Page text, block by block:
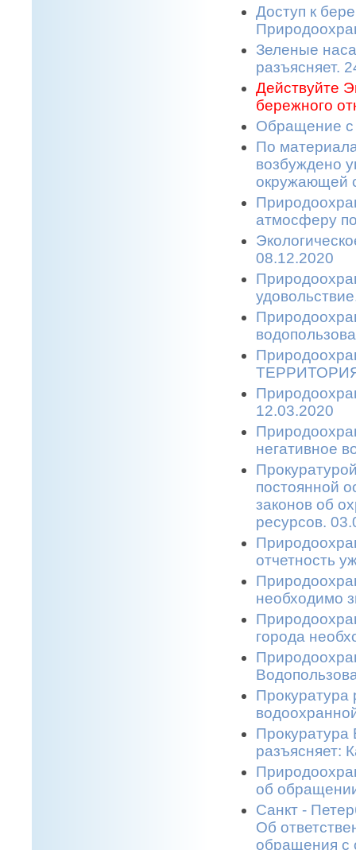
Доступ к
Зеленые
разъясняет.
Действуйте
бережного
Обращение с
По
возбуждено
окружающей
атмосферу
08.12.2020
12.03.2020
негативное
постоянной
законов об
ресурсов.
отчетность
необходимо
города
Прокуратура
Прокуратура
разъясняет:
об
Санкт -
Об
обращения с